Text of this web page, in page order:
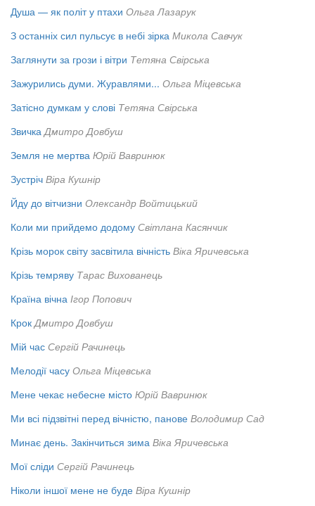
Душа — як політ у птахи Ольга Лазарук
З останніх сил пульсує в небі зірка Микола Савчук
Заглянути за грози і вітри Тетяна Свірська
Зажурились думи. Журавлями... Ольга Міцевська
Затісно думкам у слові Тетяна Свірська
Звичка Дмитро Довбуш
Земля не мертва Юрій Вавринюк
Зустріч Віра Кушнір
Йду до вітчизни Олександр Войтицький
Коли ми прийдемо додому Світлана Касянчик
Крізь морок світу засвітила вічність Віка Яричевська
Крізь темряву Тарас Вихованець
Країна вічна Ігор Попович
Крок Дмитро Довбуш
Мій час Сергій Рачинець
Мелодії часу Ольга Міцевська
Мене чекає небесне місто Юрій Вавринюк
Ми всі підзвітні перед вічністю, панове Володимир Сад
Минає день. Закінчиться зима Віка Яричевська
Мої сліди Сергій Рачинець
Ніколи іншої мене не буде Віра Кушнір